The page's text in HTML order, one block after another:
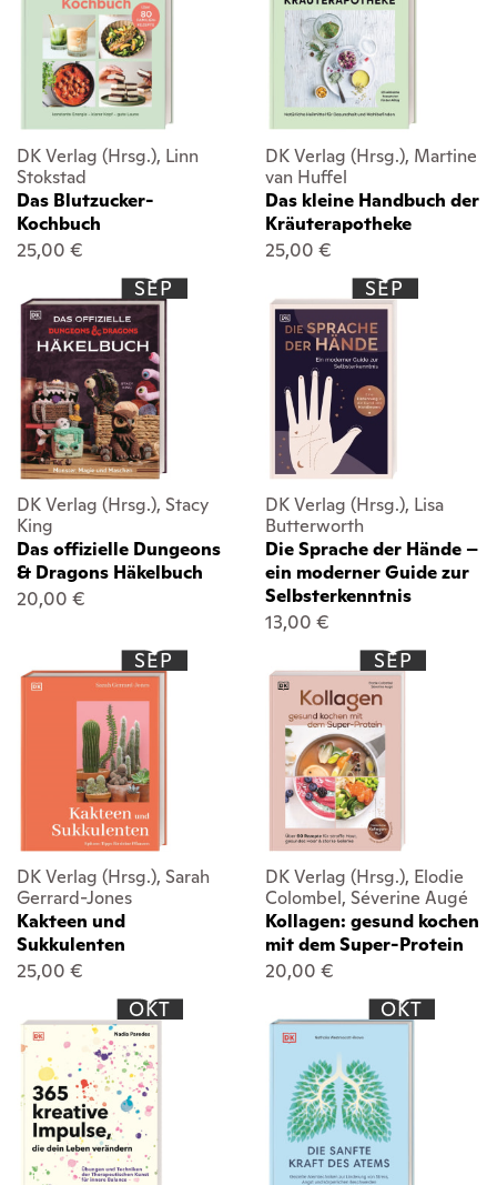
DK Verlag (Hrsg.), Linn
Stokstad
Das Blutzucker-
Kochbuch
25,00 €
DK Verlag (Hrsg.), Martine
van Huffel
Das kleine Handbuch der
Kräuterapotheke
25,00 €
SEP
DK Verlag (Hrsg.), Stacy
King
Das offizielle Dungeons
& Dragons Häkelbuch
20,00 €
SEP
DK Verlag (Hrsg.), Lisa
Butterworth
Die Sprache der Hände –
ein moderner Guide zur
Selbsterkenntnis
13,00 €
SEP
DK Verlag (Hrsg.), Sarah
Gerrard-Jones
Kakteen und
Sukkulenten
25,00 €
SEP
DK Verlag (Hrsg.), Elodie
Colombel, Séverine Augé
Kollagen: gesund kochen
mit dem Super-Protein
20,00 €
OKT OKT